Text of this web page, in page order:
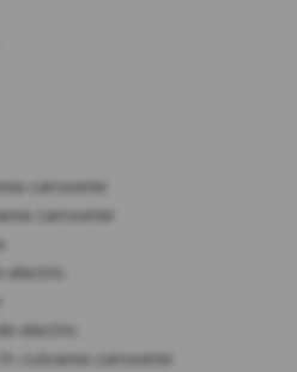
caroseriei
caroseriei
electric
electric
culoarea caroseriei